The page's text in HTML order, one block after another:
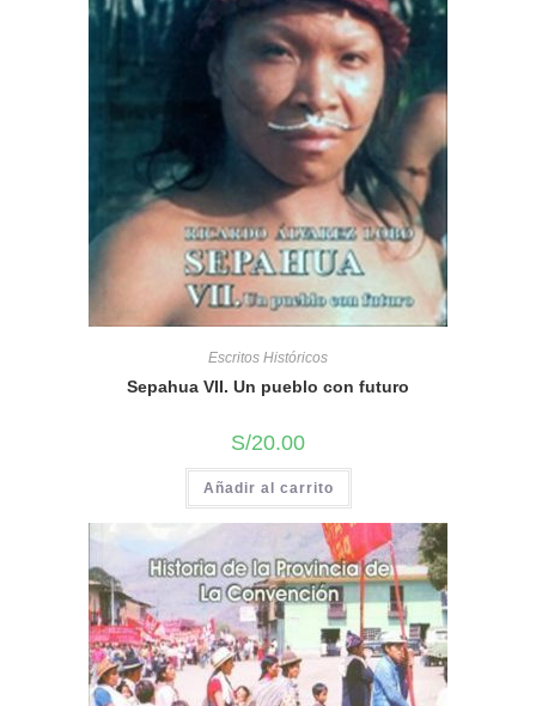
Escritos Históricos
Sepahua VII. Un pueblo con futuro
S/20.00
Añadir al carrito